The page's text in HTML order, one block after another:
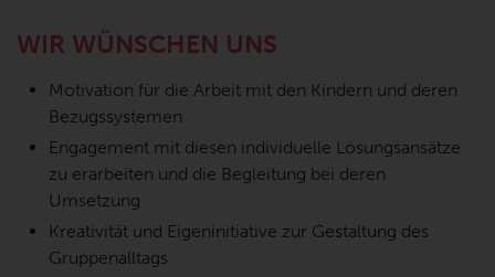
WIR WÜNSCHEN UNS
Motivation für die Arbeit mit den Kindern und deren
Bezugssystemen
Engagement mit diesen individuelle Lösungsansätze
zu erarbeiten und die Begleitung bei deren
Umsetzung
Kreativität und Eigeninitiative zur Gestaltung des
Gruppenalltags